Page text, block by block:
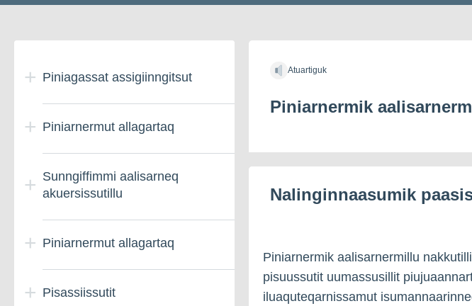
indholdetPiniagassat assigiinngitsut
Piniarnermut allagartaq
Sunngiffimmi aalisarneq
akuersissutillu
Piniarnermut allagartaq
Pisassiissutit
Atuartiguk
Piniarnermik
Nalinginnaasumik
Piniarnermik aalisarnermillu
pisuussutit uumassusillit
iluaquteqarnissamut